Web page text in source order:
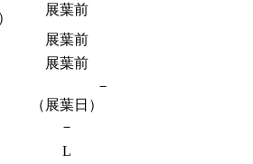
展葉前
展葉前
展葉前
－
（展葉日）
－
L